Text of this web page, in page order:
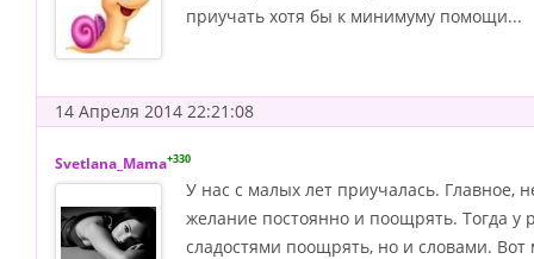
приучать хотя бы к минимуму помощи...
14 Апреля 2014 22:21:08
Svetlana_Mama+330
У нас с малых лет приучалась. Главное,
желание постоянно и поощрять. Тогда у
сладостями поощрять, но и словами. Вот